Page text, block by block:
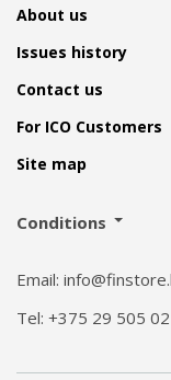
About us
Issues history
Contact us
For ICO Customers
Site map
Conditions
Email:
Tel: +375 29 505